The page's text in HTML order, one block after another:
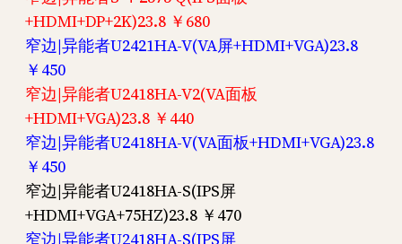
+HDMI+DP+2K)23.8 ￥680
窄边|异能者U2421HA-V(VA屏+HDMI+VGA)23.8
￥450
窄边|异能者U2418HA-V2(VA面板
+HDMI+VGA)23.8 ￥440
窄边|异能者U2418HA-V(VA面板+HDMI+VGA)23.8
￥450
窄边|异能者U2418HA-S(IPS屏
+HDMI+VGA+75HZ)23.8 ￥470
窄边|异能者U2418HA-S(IPS屏